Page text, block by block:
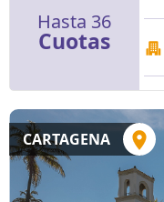
Hasta 36
Cuotas
CARTAGENA